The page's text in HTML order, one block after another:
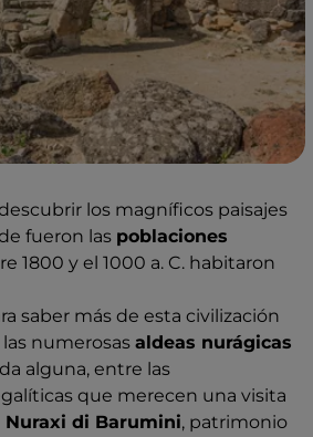
los magníficos paisajes
fueron las poblaciones
1800 y el 1000 a. C. habitaron
saber más de esta civilización
numerosas aldeas nurágicas
alguna, entre las
que merecen una visita
Nuraxi di Barumini, patrimonio